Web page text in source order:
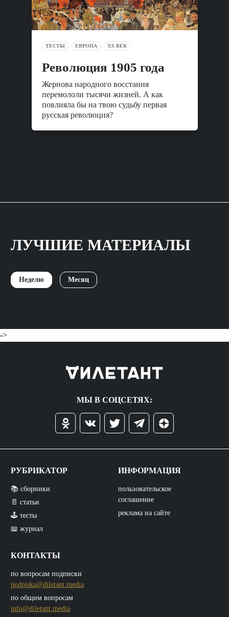
ТЕСТЫ ЕВРОПА XX ВЕК
Революция 1905 года
Жернова народного восстания
перемололи тысячи жизней. А как
повлияла бы на твою судьбу первая
русская революция?
ЛУЧШИЕ МАТЕРИАЛЫ
Неделю Месяц
->
МЫ В СОЦСЕТЯХ:
РУБРИКАТОР
📚 сборники
📄 статьи
🕹️ тесты
📖 журнал
КОНТАКТЫ
по вопросам подписки
podpiska@diletant.media
по общим вопросам
info@diletant.media
ИНФОРМАЦИЯ
пользовательское
соглашение
реклама на сайте